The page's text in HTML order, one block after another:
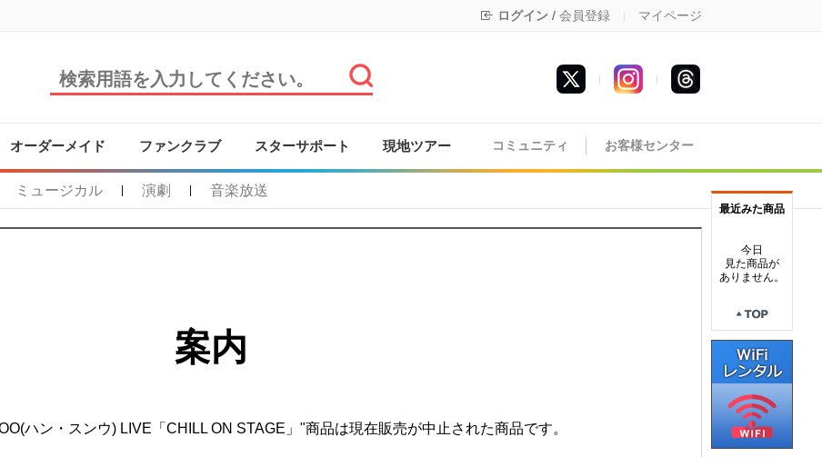
最近みた商品
今日
見た商品が
ありません。
ログイン / 会員登録 | マイページ
|
|
オーダーメイド ファンクラブ スターサポート 現地ツアー コミュニティ お客様センター
ミュージカル 演劇 音楽放送
案内
ハン・スンウ) LIVE「CHILL ON STAGE」"商品は現在販売が中止された商品です。